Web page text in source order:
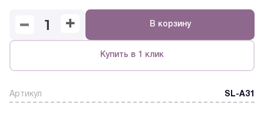
В корзину
Купить в 1 клик
Артикул SL-A31